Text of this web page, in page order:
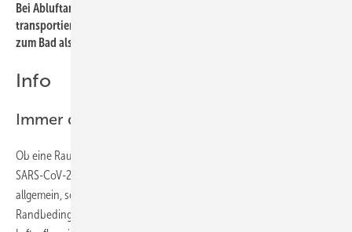
Bei Abluftanlagen werden Viren über den Flur bis ins Bad
transportiert. Eine innerhalb der Wohnung verlegte Zuluftleitung
zum Bad als Nachströmöffnung unterbindet diesen Weg.
Info
Immer den Einzelfall betrachten
Ob eine Raumlufttechnische Anlage das Risiko einer Verbreitung des
SARS-CoV-2-Virus tendenziell eher befördert oder hemmt, kann nicht
allgemein, sondern nur mit einer genauen Betrachtung aller
Randbedingungen und Umstände beantwortet werden. Neben der